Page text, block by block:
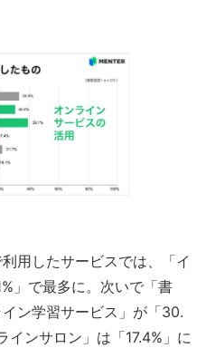
用したサービスでは、「イ
」で最多に。次いで「書
ン学習サービス」が「30.
インサロン」は「17.4%」に